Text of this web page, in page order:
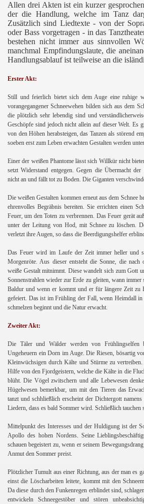
Allen drei Akten ist ein kurzer
der die Handlung, welche im Tanz
Zusätzlich sind Liedtexte - von der
oder Bass vorgetragen - in das
bestehen nicht immer aus sinnvollen
manchmal Empfindungslaute, die
Handlungsablauf ist teilweise an die
Erster Akt:
Still und feierlich bietet sich dem Auge eine ruhige
vorangegangener Schneewehen bilden sich aus dem
die plötzlich sehr lebendig sind und
Geschöpfe sind jedoch nicht allein auf dieser Welt. Es
von den Höhen herabsteigen, das Tanzen als störend
soeben erst zum Leben erwachten Gestalten werden
Einer der weißen Phantome lässt sich Willkür nicht
setzt Widerstand entgegen. Gegen die Übermacht
nicht an und fällt tot zu Boden. Die Giganten
Die weißen Gestalten kommen erneut aus dem Schnee
ehrenvolles Begräbnis bereiten. Sie errichten einen
Feuer, um den Toten zu verbrennen. Das Feuer gerät
unter der Leitung von Hod, mit Schnee zu löschen.
verletzt ihre Augen, so dass die Beerdigungshelfer
Das Feuer wird im Laufe der Zeit immer heller und
Morgenröte. Aus dieser entsteht die Sonne, die nach
weiße Gestalt mitnimmt. Diese wandelt sich zum Gott
Sonnenstrahlen wieder zur Erde zu gleiten, wann
Baldur und wenn er kommt und er für längere Zeit zu
gefeiert. Das ist im Frühling der Fall, wenn Heimdall in
schmelzen beginnt und die Natur erwacht.
Zweiter Akt:
Die Täler und Wälder werden von Frühlingselfen
Ungeheuern ein Dorn im Auge. Die Riesen, bösartig
Kleinwüchsigen durch Kälte und Stürme zu
Hilfe von den Fjordgeistern, welche die Kälte in die
blüht. Die Vögel zwitschern und alle Lebewesen
Hügelwesen bemerkbar, um mit den Tieren das
tanzt und schhließlich erscheint der Dichtergott
Liedern, dass es bald Sommer wird. Schließlich tauchen
Mittelpunkt des Interesses und der Huldigung ist der
Apollo des hohen Nordens. Seine
schauen begeistert zu, wenn er seinem
Anmut den Sommer preist.
Plötzlicher Tumult aus einer Richtung, aus der man es
einst die Löscharbeiten leitete, kommt mit den
Da diese durch den Funkenregen erblindet sind,
entwickeln Schneegestöber und stören